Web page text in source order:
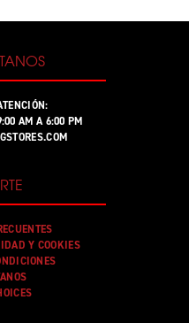
AM A 6:00 PM
Y COOKIES